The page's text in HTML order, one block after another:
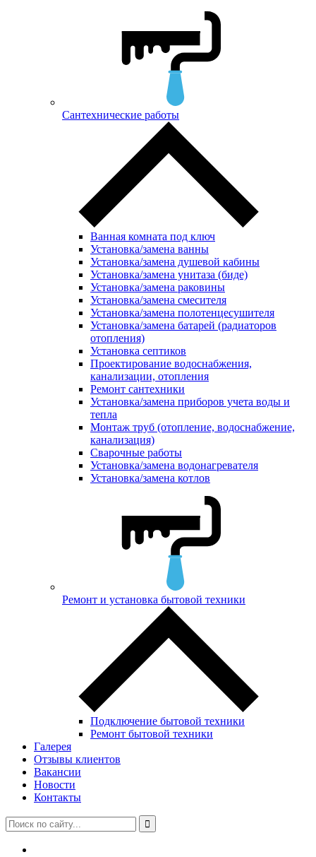
Сантехнические работы
Ванная комната под ключ
Установка/замена ванны
Установка/замена душевой кабины
Установка/замена унитаза (биде)
Установка/замена раковины
Установка/замена смесителя
Установка/замена полотенцесушителя
Установка/замена батарей (радиаторов
отопления)
Установка септиков
Проектирование водоснабжения,
канализации, отопления
Ремонт сантехники
Установка/замена приборов учета воды и
тепла
Монтаж труб (отопление, водоснабжение,
канализация)
Сварочные работы
Установка/замена водонагревателя
Установка/замена котлов
Ремонт и установка бытовой техники
Подключение бытовой техники
Ремонт бытовой техники
Галерея
Отзывы клиентов
Вакансии
Новости
Контакты